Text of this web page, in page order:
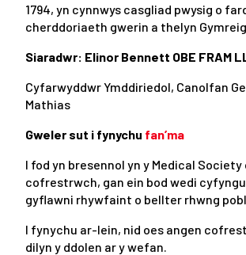
1794, yn cynnwys casgliad pwysig o
cherddoriaeth gwerin a thelyn
Siaradwr: Elinor Bennett OBE FRAM
Cyfarwyddwr Ymddiriedol, Canolfan
Mathias
Gweler sut i fynychu fan’ma
I fod yn bresennol yn y Medical
cofrestrwch, gan ein bod wedi
gyflawni rhywfaint o bellter rhwng
I fynychu ar-lein, nid oes angen
dilyn y ddolen ar y wefan.